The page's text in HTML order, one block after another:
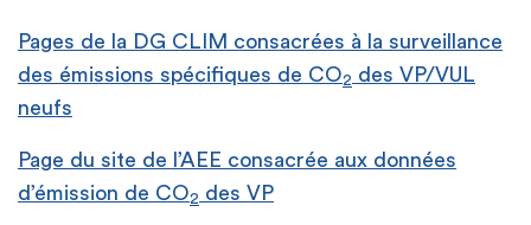
Pages de la DG CLIM consacrées à la surveillance
des émissions spécifiques de CO2 des VP/VUL
neufs
Page du site de l’AEE consacrée aux données
d’émission de CO2 des VP